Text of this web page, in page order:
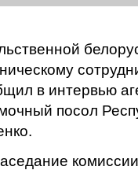
в интервью
посол